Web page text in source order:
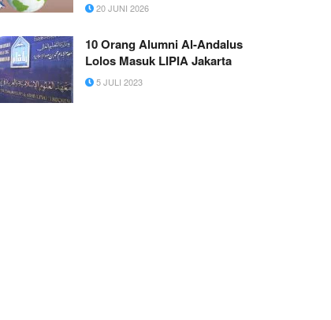
20 JUNI 2026
10 Orang Alumni Al-Andalus
Lolos Masuk LIPIA Jakarta
5 JULI 2023